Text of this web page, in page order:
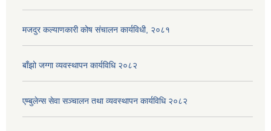
मजदुर कल्याणकारी कोष संचालन कार्यविधी, २०८१
बाँझो जग्गा व्यवस्थापन कार्यविधि २०८२
एम्बुलेन्स सेवा सञ्चालन तथा व्यवस्थापन कार्यविधि २०८२